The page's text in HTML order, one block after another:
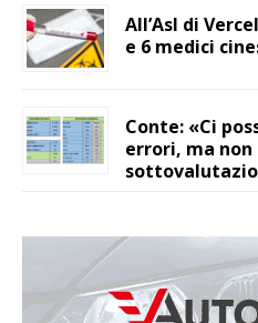
All’Asl di
e 6 medici
Conte: «Ci
errori, ma